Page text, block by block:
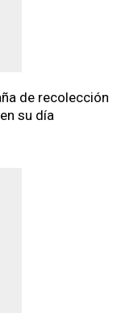
de recolección
su día